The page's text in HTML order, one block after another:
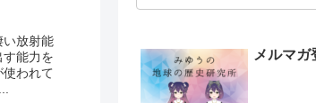
い放射能
能力を
われて
メルマガ